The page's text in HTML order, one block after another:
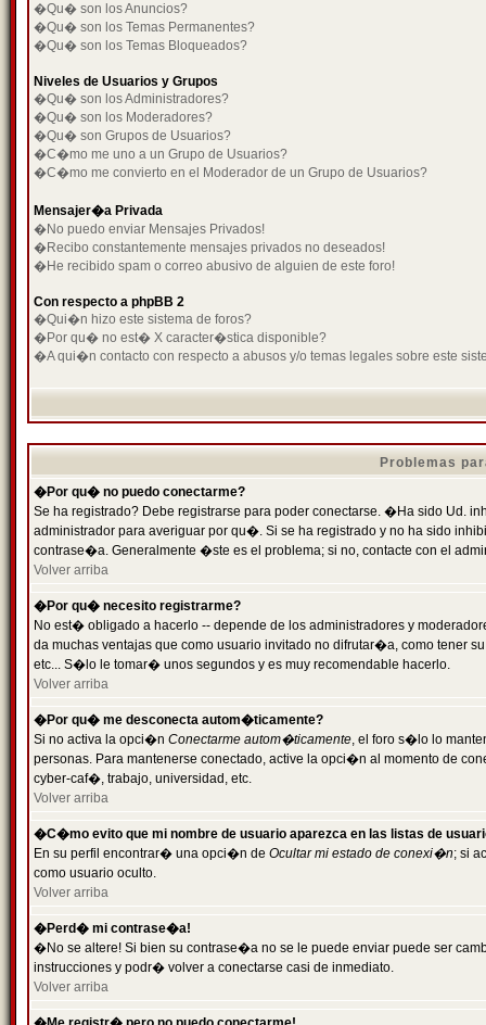
�Qu� son los Anuncios?
�Qu� son los Temas Permanentes?
�Qu� son los Temas Bloqueados?
Niveles de Usuarios y Grupos
�Qu� son los Administradores?
�Qu� son los Moderadores?
�Qu� son Grupos de Usuarios?
�C�mo me uno a un Grupo de Usuarios?
�C�mo me convierto en el Moderador de un Grupo de Usuarios?
Mensajer�a Privada
�No puedo enviar Mensajes Privados!
�Recibo constantemente mensajes privados no deseados!
�He recibido spam o correo abusivo de alguien de este foro!
Con respecto a phpBB 2
�Qui�n hizo este sistema de foros?
�Por qu� no est� X caracter�stica disponible?
�A qui�n contacto con respecto a abusos y/o temas legales sobre este
Problemas
�Por qu� no puedo conectarme?
Se ha registrado? Debe registrarse para poder conectarse. �Ha sido Ud.
administrador para averiguar por qu�. Si se ha registrado y no ha sido
contrase�a. Generalmente �ste es el problema; si no, contacte con el
Volver arriba
�Por qu� necesito registrarme?
No est� obligado a hacerlo -- depende de los administradores y
da muchas ventajas que como usuario invitado no difrutar�a, como tener
etc... S�lo le tomar� unos segundos y es muy recomendable hacerlo.
Volver arriba
�Por qu� me desconecta autom�ticamente?
Si no activa la opci�n Conectarme autom�ticamente, el foro s�lo lo
personas. Para mantenerse conectado, active la opci�n al momento de
cyber-caf�, trabajo, universidad, etc.
Volver arriba
�C�mo evito que mi nombre de usuario aparezca en las listas de
En su perfil encontrar� una opci�n de Ocultar mi estado de conexi�n; si
como usuario oculto.
Volver arriba
�Perd� mi contrase�a!
�No se altere! Si bien su contrase�a no se le puede enviar puede ser
instrucciones y podr� volver a conectarse casi de inmediato.
Volver arriba